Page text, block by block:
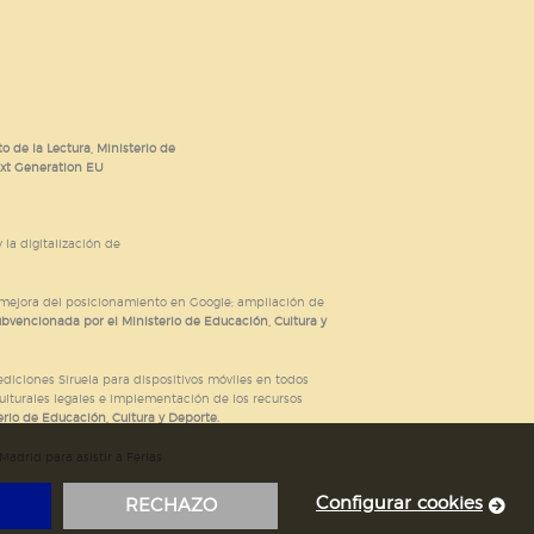
de la Lectura, Ministerio de
Generation EU
la digitalización de
del posicionamiento en Google; ampliación de
por el Ministerio de Educación, Cultura y
Siruela para dispositivos móviles en todos
legales e implementación de los recursos
de Educación, Cultura y Deporte.
RECHAZO Configurar cookies